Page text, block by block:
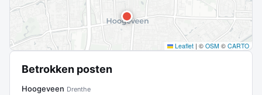
Leaflet | © OSM © CARTO
Betrokken posten
Hoogeveen Drenthe